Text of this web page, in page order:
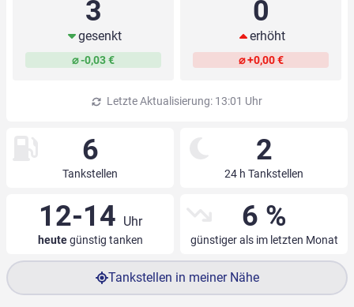
3
gesenkt
⌀ -0,03 €
0
erhöht
⌀ +0,00 €
Letzte Aktualisierung: 13:01 Uhr
6
Tankstellen
2
24 h Tankstellen
12-14 Uhr
heutegünstig tanken
6 %
günstiger als im letzten Monat
Tankstellen in meiner Nähe